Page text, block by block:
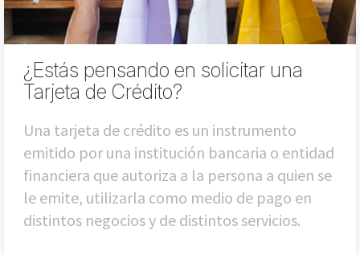
¿Estás pensando en solicitar una
Tarjeta de Crédito?
Una tarjeta de crédito es un instrumento
emitido por una institución bancaria o entidad
financiera que autoriza a la persona a quien se
le emite, utilizarla como medio de pago en
distintos negocios y de distintos servicios.